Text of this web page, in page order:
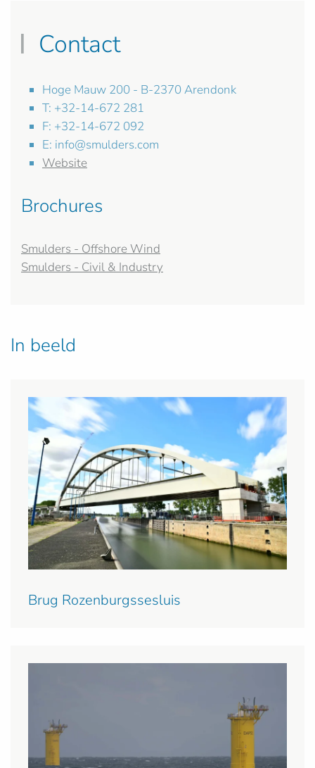
Contact
Hoge Mauw 200 - B-2370 Arendonk
T: +32-14-672 281
F: +32-14-672 092
E: info@smulders.com
Website
Brochures
Smulders - Offshore Wind
Smulders - Civil & Industry
In beeld
Brug Rozenburgssesluis